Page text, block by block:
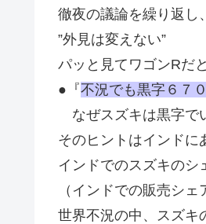
徹夜の議論を繰り返
”外見は変えない”
パッと見てワゴンRだ
●『不況でも黒字６７
なぜスズキは黒字で
そのヒントはインドに
インドでのスズキのシ
（インドでの販売シ
世界不況の中、スズキ